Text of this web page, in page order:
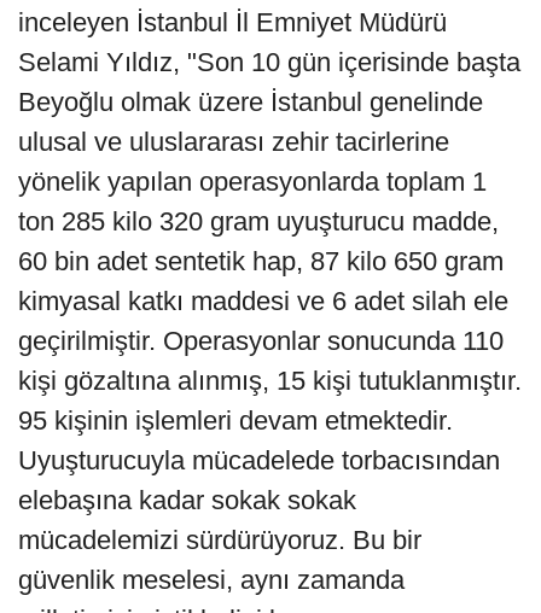
inceleyen İstanbul İl Emniyet Müdürü
Selami Yıldız, "Son 10 gün içerisinde başta
Beyoğlu olmak üzere İstanbul genelinde
ulusal ve uluslararası zehir tacirlerine
yönelik yapılan operasyonlarda toplam 1
ton 285 kilo 320 gram uyuşturucu madde,
60 bin adet sentetik hap, 87 kilo 650 gram
kimyasal katkı maddesi ve 6 adet silah ele
geçirilmiştir. Operasyonlar sonucunda 110
kişi gözaltına alınmış, 15 kişi tutuklanmıştır.
95 kişinin işlemleri devam etmektedir.
Uyuşturucuyla mücadelede torbacısından
elebaşına kadar sokak sokak
mücadelemizi sürdürüyoruz. Bu bir
güvenlik meselesi, aynı zamanda